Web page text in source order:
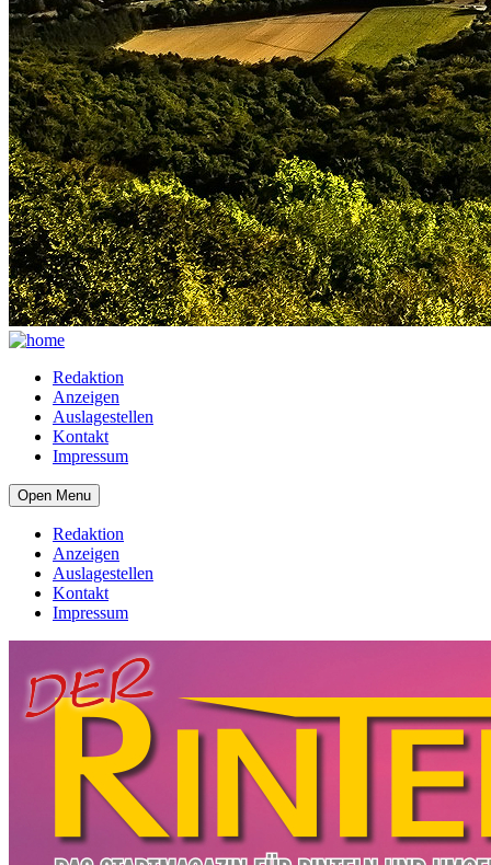
Redaktion
Anzeigen
Auslagestellen
Kontakt
Impressum
Open Menu
Redaktion
Anzeigen
Auslagestellen
Kontakt
Impressum